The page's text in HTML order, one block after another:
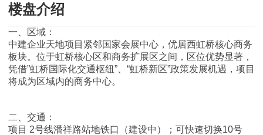
楼盘介绍
一、区域：
中建企业天地项目紧邻国家会展中心，优居西虹桥核心商务
板块。位于虹桥核心区和商务扩展区之间，区位优势显著，
凭借”虹桥国际化交通枢纽”、“虹桥新区”政策发展机遇，项目
将成为区域内的商务中心。
二、交通：
项目 2号线潘祥路站地铁口（建设中）；可快速切换10号